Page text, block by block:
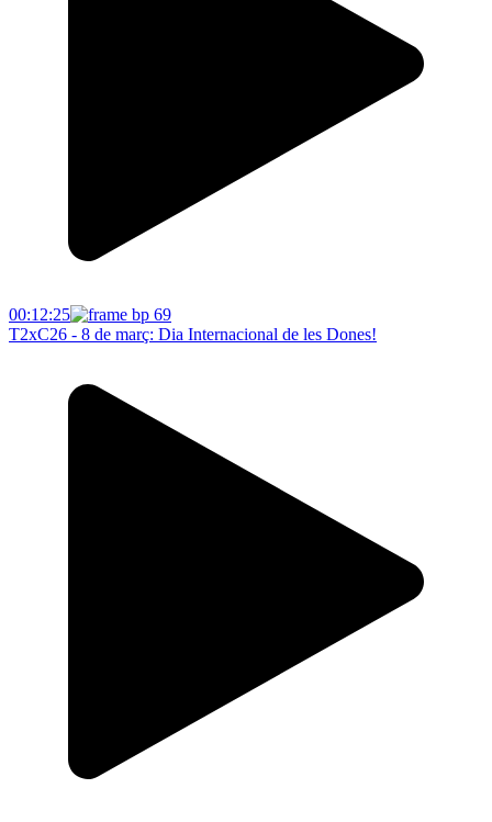
00:12:25
T2xC26 - 8 de març: Dia Internacional de les Dones!